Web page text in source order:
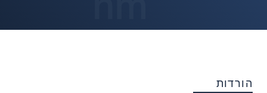
הורדות